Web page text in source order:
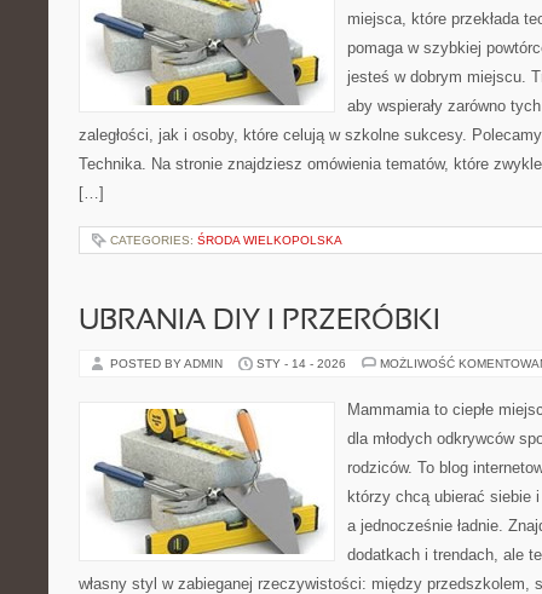
miejsca, które przekłada
pomaga w szybkiej
jesteś w dobrym miejscu.
aby wspierały zarówno
zaległości, jak i osoby, które celują w szkolne sukcesy.
Technika. Na stronie znajdziesz omówienia tematów, które
[…]
CATEGORIES: ŚRODA WIELKOPOLSKA
UBRANIA DIY I PRZERÓBKI
POSTED BY ADMIN STY - 14 - 2026 MOŻLIWOŚĆ
Mammamia to ciepłe
dla młodych odkrywców
rodziców. To blog
którzy chcą ubierać siebie
a jednocześnie ładnie.
dodatkach i trendach, ale
własny styl w zabieganej rzeczywistości: między przedszkolem,